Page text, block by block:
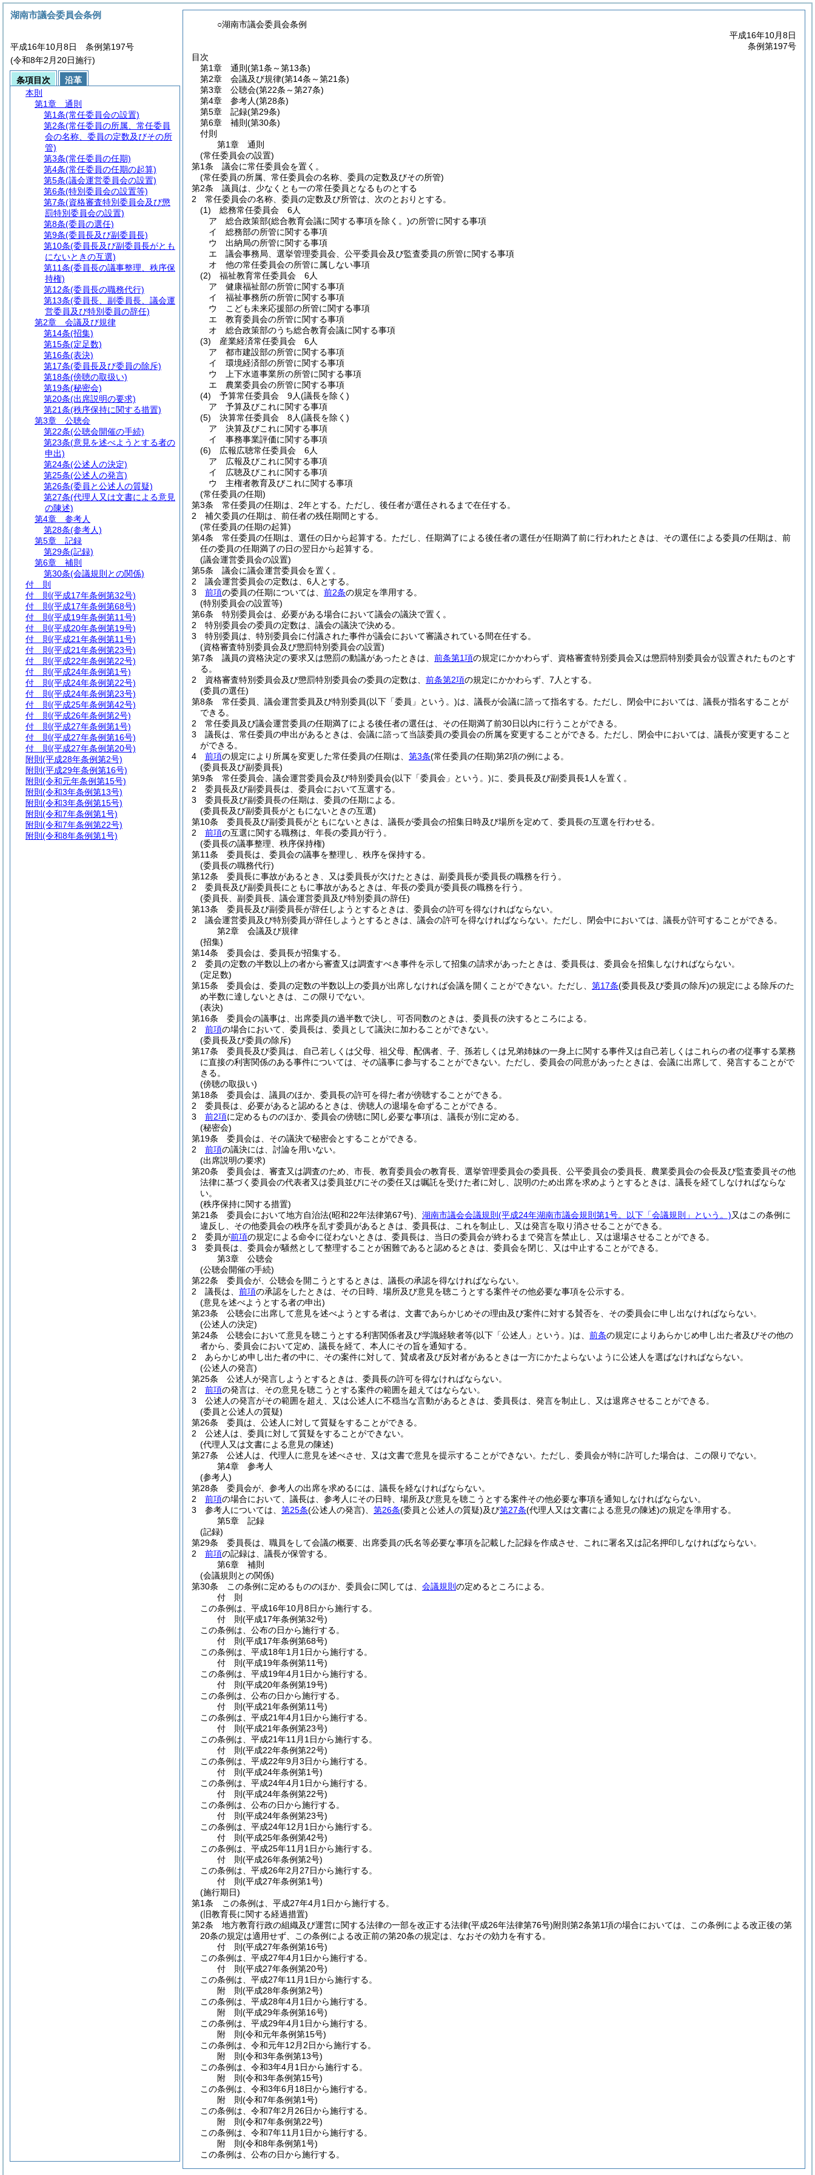
○湖南市議会委員会条例
平成16年10月8日
条例第197号
目次
第1章
通則 (第1条～第13条)
第2章
会議及び規律(第14条～第21条)
第3章
公聴会(第22条～第27条)
第4章
参考人(第28条)
第5章
記録(第29条)
第6章
補則 (第30条)
付則
第1章
通則
(常任委員会の設置)
第1条
議会に常任委員会を置く。
(常任委員の所属、常任委員会の名称、委員の定数及びその所管)
第2条
議員は、少なくとも一の常任委員となるものとする
2
常任委員会の名称、委員の定数及び所管は、次のとおりとする。
(1)
総務常任委員会 6人
ア
総合政策部(総合教育会議に関する事項を除く。)の所管に関する事項
イ
総務部の所管に関する事項
ウ
出納局の所管に関する事項
エ
議会事務局、選挙管理委員会、公平委員会及び監査委員の所管に関する事項
オ
他の常任委員会の所管に属しない事項
(2)
福祉教育常任委員会 6人
ア
健康福祉部の所管に関する事項
イ
福祉事務所の所管に関する事項
ウ
こども未来応援部の所管に関する事項
エ
教育委員会の所管に関する事項
オ
総合政策部のうち総合教育会議に関する事項
(3)
産業経済常任委員会 6人
ア
都市建設部の所管に関する事項
イ
環境経済部の所管に関する事項
ウ
上下水道事業所の所管に関する事項
エ
農業委員会の所管に関する事項
(4)
予算常任委員会 9人(議長を除く)
ア
予算及びこれに関する事項
(5)
決算常任委員会 8人(議長を除く)
ア
決算及びこれに関する事項
イ
事務事業評価に関する事項
(6)
広報広聴常任委員会 6人
ア
広報及びこれに関する事項
イ
広聴及びこれに関する事項
ウ
主権者教育及びこれに関する事項
(常任委員の任期)
第3条
常任委員の任期は、2年とする。 ただし、後任者が選任されるまで在任する。
2
補欠委員の任期は、前任者の残任期間とする。
(常任委員の任期の起算)
第4条
常任委員の任期は、選任の日から起算する。 ただし、任期満了による後任者の選任が任期満了前に行われたときは、その選任による委員の任期は、前
任の委員の任期満了の日の翌日から起算する。
(議会運営委員会の設置)
第5条
議会に議会運営委員会を置く。
2
議会運営委員会の定数は、6人とする。
3
前項の委員の任期については、 前2条の規定を準用する。
(特別委員会の設置等)
第6条
特別委員会は、必要がある場合において議会の議決で置く。
2
特別委員会の委員の定数は、議会の議決で決める。
3
特別委員は、特別委員会に付議された事件が議会において審議されている間在任する。
(資格審査特別委員会及び懲罰特別委員会の設置)
第7条
議員の資格決定の要求又は懲罰の動議があったときは、 前条第1項の規定にかかわらず、資格審査特別委員会又は懲罰特別委員会が設置されたものとす
る。
2
資格審査特別委員会及び懲罰特別委員会の委員の定数は、 前条第2項の規定にかかわらず、7人とする。
(委員の選任)
第8条
常任委員、議会運営委員及び特別委員(以下「委員」という。)は、議長が会議に諮って指名する。 ただし、閉会中においては、議長が指名することが
できる。
2
常任委員及び議会運営委員の任期満了による後任者の選任は、その任期満了前30日以内に行うことができる。
3
議長は、常任委員の申出があるときは、会議に諮って当該委員の委員会の所属を変更することができる。 ただし、閉会中においては、議長が変更すること
ができる。
4
前項の規定により所属を変更した常任委員の任期は、 第3条(常任委員の任期)第2項の例による。
(委員長及び副委員長)
第9条
常任委員会、議会運営委員会及び特別委員会(以下「委員会」という。)に、委員長及び副委員長1人を置く。
2
委員長及び副委員長は、委員会において互選する。
3
委員長及び副委員長の任期は、委員の任期による。
(委員長及び副委員長がともにないときの互選)
第10条
委員長及び副委員長がともにないときは、議長が委員会の招集日時及び場所を定めて、委員長の互選を行わせる。
2
前項の互選に関する職務は、年長の委員が行う。
(委員長の議事整理、秩序保持権)
第11条
委員長は、委員会の議事を整理し、秩序を保持する。
(委員長の職務代行)
第12条
委員長に事故があるとき、又は委員長が欠けたときは、副委員長が委員長の職務を行う。
2
委員長及び副委員長にともに事故があるときは、年長の委員が委員長の職務を行う。
(委員長、副委員長、議会運営委員及び特別委員の辞任)
第13条
委員長及び副委員長が辞任しようとするときは、委員会の許可を得なければならない。
2
議会運営委員及び特別委員が辞任しようとするときは、議会の許可を得なければならない。 ただし、閉会中においては、議長が許可することができる。
第2章
会議及び規律
(招集)
第14条
委員会は、委員長が招集する。
2
委員の定数の半数以上の者から審査又は調査すべき事件を示して招集の請求があったときは、委員長は、委員会を招集しなければならない。
(定足数)
第15条
委員会は、委員の定数の半数以上の委員が出席しなければ会議を開くことができない。 ただし、 第17条(委員長及び委員の除斥)の規定による除斥のた
め半数に達しないときは、この限りでない。
(表決)
第16条
委員会の議事は、出席委員の過半数で決し、可否同数のときは、委員長の決するところによる。
2
前項の場合において、委員長は、委員として議決に加わることができない。
(委員長及び委員の除斥)
第17条
委員長及び委員は、自己若しくは父母、祖父母、配偶者、子、孫若しくは兄弟姉妹の一身上に関する事件又は自己若しくはこれらの者の従事する業務
に直接の利害関係のある事件については、その議事に参与することができない。 ただし、委員会の同意があったときは、会議に出席して、発言することがで
きる。
(傍聴の取扱い)
第18条
委員会は、議員のほか、委員長の許可を得た者が傍聴することができる。
2
委員長は、必要があると認めるときは、傍聴人の退場を命ずることができる。
3
前2項に定めるもののほか、委員会の傍聴に関し必要な事項は、議長が別に定める。
(秘密会)
第19条
委員会は、その議決で秘密会とすることができる。
2
前項の議決には、討論を用いない。
(出席説明の要求)
第20条
委員会は、審査又は調査のため、市長、教育委員会の教育長、選挙管理委員会の委員長、公平委員会の委員長、農業委員会の会長及び監査委員その他
法律に基づく委員会の代表者又は委員並びにその委任又は嘱託を受けた者に対し、説明のため出席を求めようとするときは、議長を経てしなければならな
い。
(秩序保持に関する措置)
第21条
委員会において地方自治法(昭和22年法律第67号) 湖南市議会会議規則 (平成24年湖南市議会規則第1号。以下「会議規則」という。)又はこの条例に
違反し、その他委員会の秩序を乱す委員があるときは、委員長は、これを制止し、又は発言を取り消させることができる。
2
委員が前項の規定による命令に従わないときは、委員長は、当日の委員会が終わるまで発言を禁止し、又は退場させることができる。
3
委員長は、委員会が騒然として整理することが困難であると認めるときは、委員会を閉じ、又は中止することができる。
第3章
公聴会
(公聴会開催の手続)
第22条
委員会が、公聴会を開こうとするときは、議長の承認を得なければならない。
2
議長は、 前項の承認をしたときは、その日時、場所及び意見を聴こうとする案件その他必要な事項を公示する。
(意見を述べようとする者の申出)
第23条
公聴会に出席して意見を述べようとする者は、文書であらかじめその理由及び案件に対する賛否を、その委員会に申し出なければならない。
(公述人の決定)
第24条
公聴会において意見を聴こうとする利害関係者及び学識経験者等(以下「公述人」という。)は、 前条の規定によりあらかじめ申し出た者及びその他の
者から、委員会において定め、議長を経て、本人にその旨を通知する。
2
あらかじめ申し出た者の中に、その案件に対して、賛成者及び反対者があるときは一方にかたよらないように公述人を選ばなければならない。
(公述人の発言)
第25条
公述人が発言しようとするときは、委員長の許可を得なければならない。
2
前項の発言は、その意見を聴こうとする案件の範囲を超えてはならない。
3
公述人の発言がその範囲を超え、又は公述人に不穏当な言動があるときは、委員長は、発言を制止し、又は退席させることができる。
(委員と公述人の質疑)
第26条
委員は、公述人に対して質疑をすることができる。
2
公述人は、委員に対して質疑をすることができない。
(代理人又は文書による意見の陳述)
第27条
公述人は、代理人に意見を述べさせ、又は文書で意見を提示することができない。 ただし、委員会が特に許可した場合は、この限りでない。
第4章
参考人
(参考人)
第28条
委員会が、参考人の出席を求めるには、議長を経なければならない。
2
前項の場合において、議長は、参考人にその日時、場所及び意見を聴こうとする案件その他必要な事項を通知しなければならない。
3
参考人については、 第25条(公述人の発言) 第26条(委員と公述人の質疑)及び第27条(代理人又は文書による意見の陳述)の規定を準用する。
第5章
記録
(記録)
第29条
委員長は、職員をして会議の概要、出席委員の氏名等必要な事項を記載した記録を作成させ、これに署名又は記名押印しなければならない。
2
前項の記録は、議長が保管する。
第6章
補則
(会議規則との関係)
第30条
この条例に定めるもののほか、委員会に関しては、 会議規則 の定めるところによる。
付 則
この条例は、平成16年10月8日から施行する。
付 則(平成17年条例第32号)
この条例は、公布の日から施行する。
付 則(平成17年条例第68号)
この条例は、平成18年1月1日から施行する。
付 則(平成19年条例第11号)
この条例は、平成19年4月1日から施行する。
付 則(平成20年条例第19号)
この条例は、公布の日から施行する。
付 則(平成21年条例第11号)
この条例は、平成21年4月1日から施行する。
付 則(平成21年条例第23号)
この条例は、平成21年11月1日から施行する。
付 則(平成22年条例第22号)
この条例は、平成22年9月3日から施行する。
付 則(平成24年条例第1号)
この条例は、平成24年4月1日から施行する。
付 則(平成24年条例第22号)
この条例は、公布の日から施行する。
付 則(平成24年条例第23号)
この条例は、平成24年12月1日から施行する。
付 則(平成25年条例第42号)
この条例は、平成25年11月1日から施行する。
付 則(平成26年条例第2号)
この条例は、平成26年2月27日から施行する。
付 則(平成27年条例第1号)
(施行期日)
第1条
この条例は、平成27年4月1日から施行する。
(旧教育長に関する経過措置)
第2条
地方教育行政の組織及び運営に関する法律の一部を改正する法律(平成26年法律第76号)附則第2条第1項の場合においては、この条例による改正後の第
20条の規定は適用せず、この条例による改正前の第20条の規定は、なおその効力を有する。
付 則(平成27年条例第16号)
この条例は、平成27年4月1日から施行する。
付 則(平成27年条例第20号)
この条例は、平成27年11月1日から施行する。
附 則(平成28年条例第2号)
この条例は、平成28年4月1日から施行する。
附 則(平成29年条例第16号)
この条例は、平成29年4月1日から施行する。
附 則(令和元年条例第15号)
この条例は、令和元年12月2日から施行する。
附 則(令和3年条例第13号)
この条例は、令和3年4月1日から施行する。
附 則(令和3年条例第15号)
この条例は、令和3年6月18日から施行する。
附 則(令和7年条例第1号)
この条例は、令和7年2月26日から施行する。
附 則(令和7年条例第22号)
この条例は、令和7年11月1日から施行する。
附 則(令和8年条例第1号)
この条例は、公布の日から施行する。
湖南市議会委員会条例
平成16年10月8日 条例第197号
(令和8年2月20日施行)
条項目次
沿革
本則
第1章
通則
第1条(常任委員会の設置)
第2条(常任委員の所属、常任委員
会の名称、委員の定数及びその所
管)
第3条(常任委員の任期)
第4条(常任委員の任期の起算)
第5条(議会運営委員会の設置)
第6条(特別委員会の設置等)
第7条(資格審査特別委員会及び懲
罰特別委員会の設置)
第8条(委員の選任)
第9条(委員長及び副委員長)
第10条(委員長及び副委員長がとも
にないときの互選)
第11条(委員長の議事整理、秩序保
持権)
第12条(委員長の職務代行)
第13条(委員長、副委員長、議会運
営委員及び特別委員の辞任)
第2章
会議及び規律
第14条(招集)
第15条(定足数)
第16条(表決)
第17条(委員長及び委員の除斥)
第18条(傍聴の取扱い)
第19条(秘密会)
第20条(出席説明の要求)
第21条(秩序保持に関する措置)
第3章
公聴会
第22条(公聴会開催の手続)
第23条(意見を述べようとする者の
申出)
第24条(公述人の決定)
第25条(公述人の発言)
第26条(委員と公述人の質疑)
第27条(代理人又は文書による意見
の陳述)
第4章
参考人
第28条(参考人)
第5章
記録
第29条(記録)
第6章
補則
第30条(会議規則との関係)
付 則
付 則 (平成17年条例第32号)
付 則 (平成17年条例第68号)
付 則 (平成19年条例第11号)
付 則 (平成20年条例第19号)
付 則 (平成21年条例第11号)
付 則 (平成21年条例第23号)
付 則 (平成22年条例第22号)
付 則 (平成24年条例第1号)
付 則 (平成24年条例第22号)
付 則 (平成24年条例第23号)
付 則 (平成25年条例第42号)
付 則 (平成26年条例第2号)
付 則 (平成27年条例第1号)
付 則 (平成27年条例第16号)
付 則 (平成27年条例第20号)
附則 (平成28年条例第2号)
附則 (平成29年条例第16号)
附則 (令和元年条例第15号)
附則 (令和3年条例第13号)
附則 (令和3年条例第15号)
附則 (令和7年条例第1号)
附則 (令和7年条例第22号)
附則 (令和8年条例第1号)